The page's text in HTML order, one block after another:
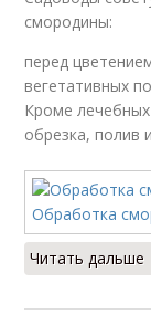
смородины:
перед
вегетативных
Кроме
обрезка, полив
Читать